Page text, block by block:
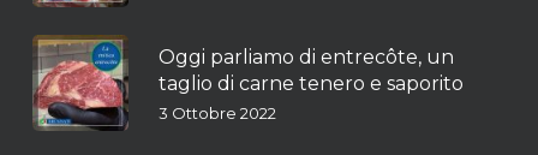
Oggi parliamo di entrecôte, un
taglio di carne tenero e saporito
3 Ottobre 2022